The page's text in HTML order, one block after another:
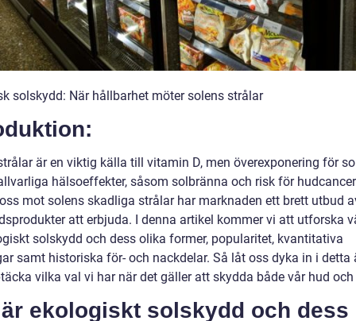
solskydd: När hållbarhet möter solens strålar
är en viktig källa till vitamin D, men överexponering för
hälsoeffekter, såsom solbränna och risk för
mot solens skadliga strålar har marknaden ett brett utbud
att erbjuda. I denna artikel kommer vi att utforska
solskydd och dess olika former, popularitet, kvantitativa
samt historiska för- och nackdelar. Så låt oss dyka in i detta
vilka val vi har när det gäller att skydda både vår hud
är ekologiskt solskydd och dess